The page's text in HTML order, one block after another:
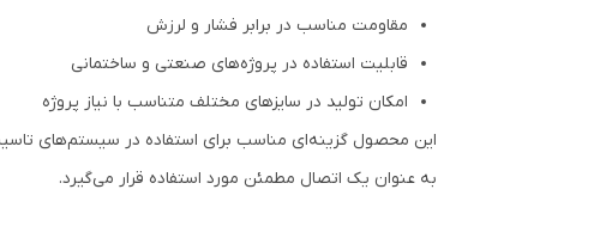
مقاومت مناسب در برابر فشار و لرزش
قابلیت استفاده در پروژه‌های صنعتی و ساختمانی
امکان تولید در سایزهای مختلف متناسب با نیاز پروژه
این محصول گزینه‌ای مناسب برای استفاده در سیستم‌های
به عنوان یک اتصال مطمئن مورد استفاده قرار می‌گیرد.